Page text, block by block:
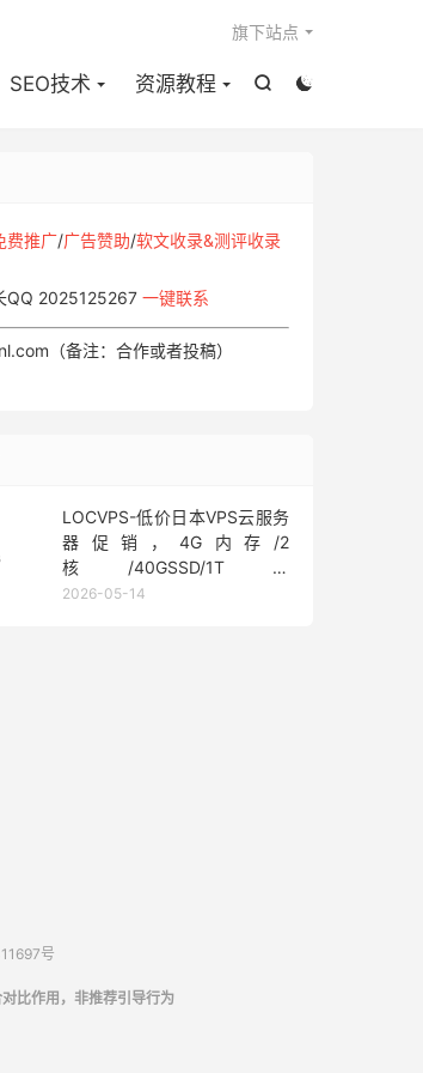


SEO技术 资源教程
旗下站点
费推广/广告赞助/软文收录&测评收录
QQ 2025125267 一键联系
（备注：合作或者投稿）
LOCVPS-低价日本VPS云服务
器促销，4G内存/2
核/40GSSD/1T流
量/450Mbps带宽，低至36元/
2026-05-14
号
比作用，非推荐引导行为